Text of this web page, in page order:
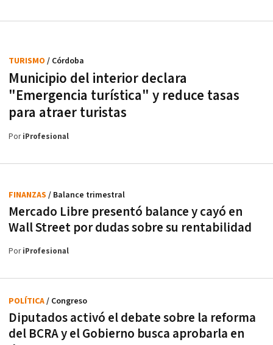
Municipio del interior declara
"Emergencia turística" y reduce tasas
para atraer turistas
TURISMO / Córdoba
PoriProfesional
Mercado Libre presentó balance y cayó en
Wall Street por dudas sobre su rentabilidad
FINANZAS / Balance trimestral
PoriProfesional
Diputados activó el debate sobre la reforma
del BCRA y el Gobierno busca aprobarla en
POLÍTICA/ Congreso